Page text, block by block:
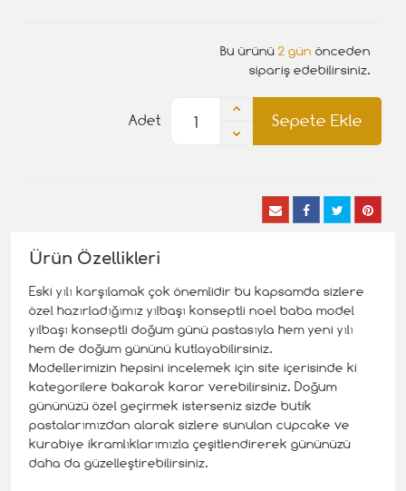
Bu ürünü 2 gün önceden
sipariş edebilirsiniz.
Sepete Ekle
Adet
Ürün Özellikleri
Eski yılı karşılamak çok önemlidir bu kapsamda sizlere
özel hazırladığımız yılbaşı konseptli noel baba model
yılbaşı konseptli doğum günü pastasıyla hem yeni yılı
hem de doğum gününü kutlayabilirsiniz.
Modellerimizin hepsini incelemek için site içerisinde ki
kategorilere bakarak karar verebilirsiniz. Doğum
gününüzü özel geçirmek isterseniz sizde butik
pastalarımızdan alarak sizlere sunulan cupcake ve
kurabiye ikramlıklarımızla çeşitlendirerek gününüzü
daha da güzelleştirebilirsiniz.